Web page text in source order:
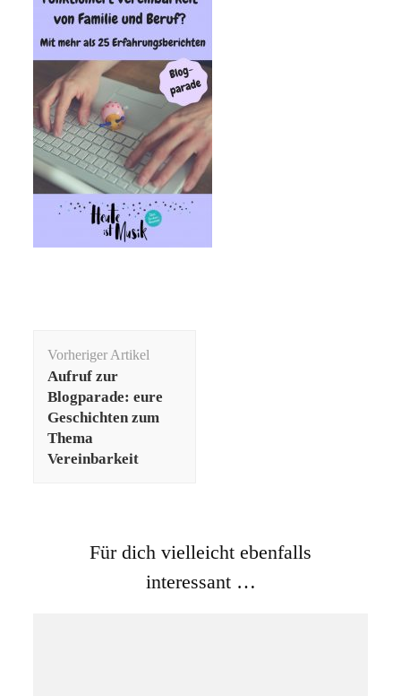
Vorheriger Artikel
Aufruf zur
Blogparade: eure
Geschichten zum
Thema
Vereinbarkeit
Für dich vielleicht ebenfalls
interessant …